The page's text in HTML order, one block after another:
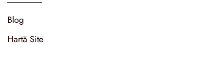
Blog
Hartă Site